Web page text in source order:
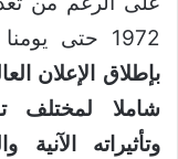
1972 حتى يومنا هذا.
بإطلاق الإعلان
شاملا لمختلف
وتأثيراته